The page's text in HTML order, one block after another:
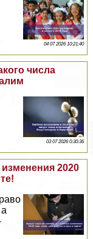
04 07 2026 10:21:40
числа
03 07 2026 0:30:36
2020